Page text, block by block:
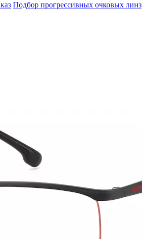
Подбор прогрессивных очковых линз